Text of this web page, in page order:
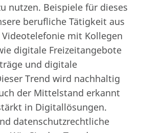
nutzen. Beispiele für dieses
berufliche Tätigkeit aus
mit Kollegen
digitale Freizeitangebote
und digitale
Trend wird nachhaltig
der Mittelstand erkannt
in Digitallösungen.
datenschutzrechtliche